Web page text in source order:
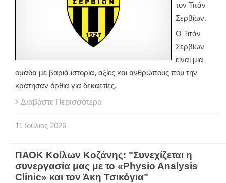
τον Τιτάν
Σερβίων.
Ο Τιτάν
Σερβίων
είναι μια
ομάδα με βαριά ιστορία, αξίες και ανθρώπους που την
κράτησαν όρθια για δεκαετίες.
Διαβάστε Περισσότερα
11 Ιούλιος 2026
ΠΑΟΚ Κοίλων Κοζάνης: "Συνεχίζεται η
συνεργασία μας με το «Physio Analysis
Clinic» και τον Άκη Τσικόγια"